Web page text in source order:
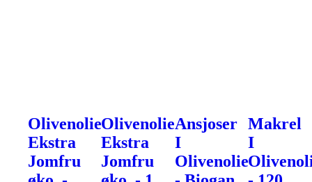
Olivenolie
Ekstra
Jomfru
Olivenolie
Ekstra
Jomfru
Ansjoser
I
Olivenolie
Makrel
I